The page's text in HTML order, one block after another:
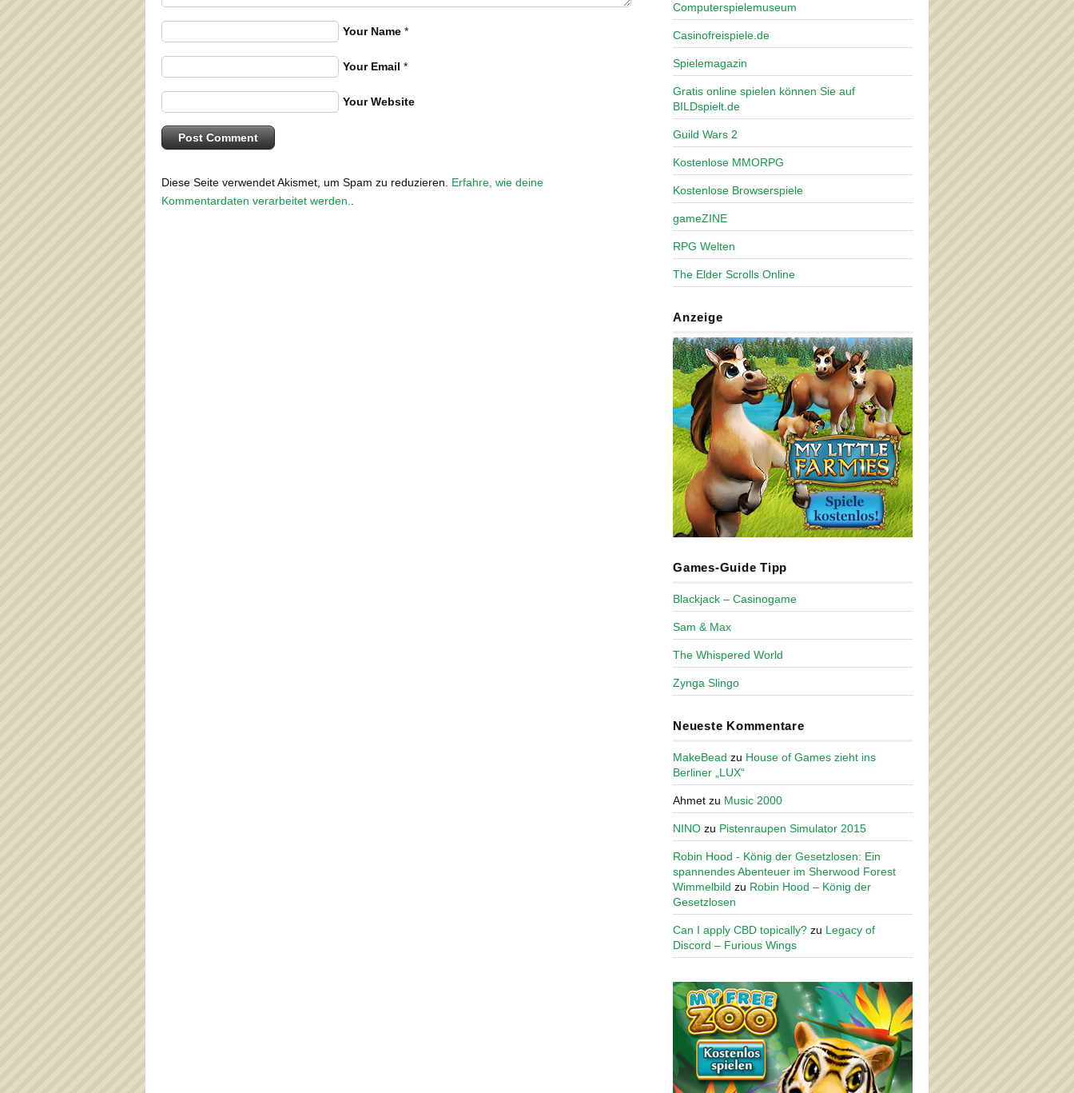
Your Name *
Your Email *
Your Website
Diese Seite verwendet Akismet, um Spam zu reduzieren. Erfahre, wie deine
Kommentardaten verarbeitet werden..
Computerspielemuseum
Casinofreispiele.de
Spielemagazin
Gratis online spielen können Sie auf
BILDspielt.de
Guild Wars 2
Kostenlose MMORPG
Kostenlose Browserspiele
gameZINE
RPG Welten
The Elder Scrolls Online
Anzeige
Games-Guide Tipp
Blackjack – Casinogame
Sam & Max
The Whispered World
Zynga Slingo
Neueste Kommentare
MakeBead zu House of Games zieht ins
Berliner „LUX“
Ahmet zu Music 2000
NINO zu Pistenraupen Simulator 2015
Robin Hood - König der Gesetzlosen: Ein
spannendes Abenteuer im Sherwood Forest
Wimmelbild zu Robin Hood – König der
Gesetzlosen
Can I apply CBD topically? zu Legacy of
Discord – Furious Wings